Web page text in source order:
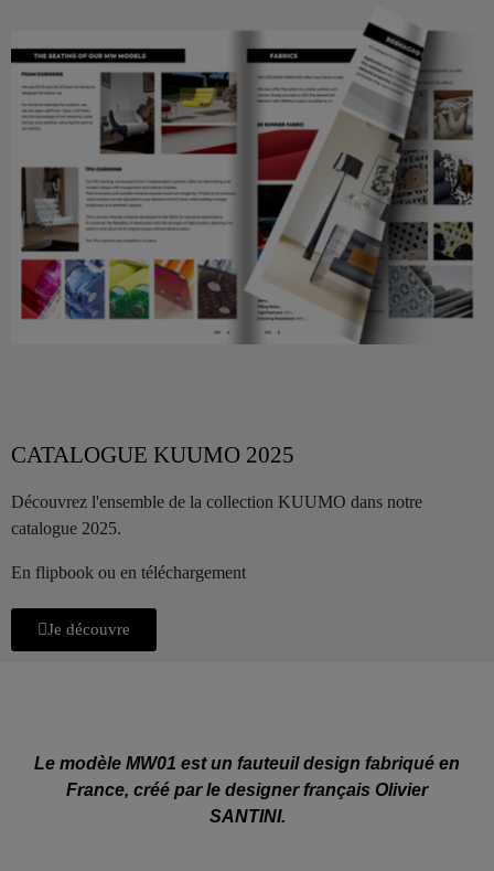
CATALOGUE KUUMO 2025
Découvrez l'ensemble de la collection KUUMO dans notre
catalogue 2025.
En flipbook ou en téléchargement
Je découvre
Le modèle MW01 est un fauteuil design fabriqué en
France, créé par le designer français Olivier
SANTINI.